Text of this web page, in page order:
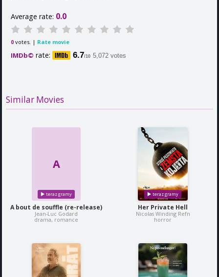
Average rate: 0.0
0 votes. | Rate movie
IMDb© rate: 6.7/10 5,072 votes
Similar Movies
A
A bout de souffle (re-release)
Jean-Luc Godard
drama, romance
Her Private Hell
Nicolas Winding Refn
horror